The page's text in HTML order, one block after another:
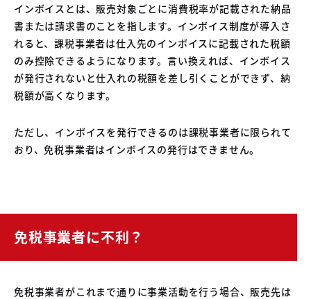
インボイスとは、販売対象ごとに消費税率が記載された納品
書または請求書のことを指します。インボイス制度が導入さ
れると、課税事業者は仕入先のインボイスに記載された税額
のみ控除できるようになります。言い換えれば、インボイス
が発行されないと仕入れの税額を差し引くことができず、納
税額が高くなります。
ただし、インボイスを発行できるのは課税事業者に限られて
おり、免税事業者はインボイスの発行はできません。
免税事業者に不利？
免税事業者がこれまで通りに事業活動を行う場合、販売先は